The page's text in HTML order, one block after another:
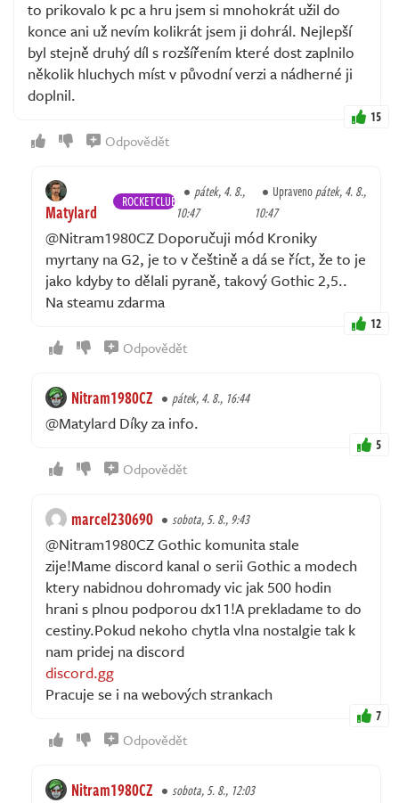
to prikovalo k pc a hru jsem si mnohokrát užil do
konce ani už nevím kolikrát jsem ji dohrál. Nejlepší
byl stejně druhý díl s rozšířením které dost zaplnilo
několik hluchych míst v původní verzi a nádherné ji
doplnil.
15
Odpovědět
Matylard ROCKETCLUB
pátek, 4. 8.,
10:47
Upravenopátek, 4. 8.,
10:47
@Nitram1980CZ Doporučuji mód Kroniky
myrtany na G2, je to v češtině a dá se říct, že to je
jako kdyby to dělali pyraně, takový Gothic 2,5..
Na steamu zdarma
12
Odpovědět
Nitram1980CZ pátek, 4. 8., 16:44
@Matylard Díky za info.
5
Odpovědět
marcel230690 sobota, 5. 8., 9:43
@Nitram1980CZ Gothic komunita stale
zije!Mame discord kanal o serii Gothic a modech
ktery nabidnou dohromady vic jak 500 hodin
hrani s plnou podporou dx11!A prekladame to do
cestiny.Pokud nekoho chytla vlna nostalgie tak k
nam pridej na discord
discord.gg
Pracuje se i na webových strankach
7
Odpovědět
Nitram1980CZ sobota, 5. 8., 12:03